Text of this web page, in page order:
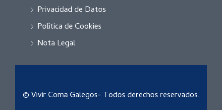
Privacidad de Datos
Política de Cookies
Nota Legal
© Vivir Coma Galegos- Todos derechos reservados.